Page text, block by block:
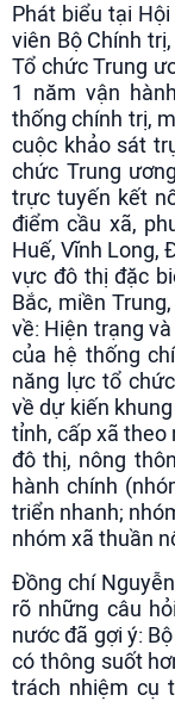
Phát biểu tại
viên Bộ Chính
Tổ chức Trung
1 năm vận
thống chính trị,
cuộc khảo sát
chức Trung
trực tuyến kết
điểm cầu xã,
Huế, Vĩnh Long,
vực đô thị đặc
Bắc, miền
về: Hiện trạng
của hệ thống
năng lực tổ
về dự kiến
tỉnh, cấp xã theo
đô thị, nông
hành chính
triển nhanh;
nhóm xã thuần
Đồng chí
rõ những câu
nước đã gợi ý:
có thông suốt
trách nhiệm cụ